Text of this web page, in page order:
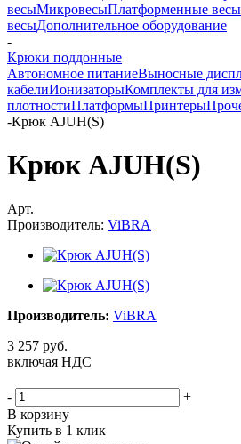
весыМикровесыПлатформенные весы
весыДополнительное оборудование
-
Крюки поддонные
Автономное питаниеВыносные
кабелиИонизаторыКомплекты для
плотностиПлатформыПринтеры
-Крюк AJUH(S)
Крюк AJUH(S)
Арт.
Производитель: ViBRA
Производитель: ViBRA
3 257 руб.
включая НДС
-
+
В корзину
Купить в 1 клик